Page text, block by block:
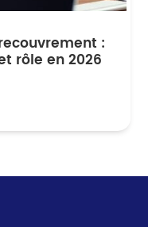
:
rôle en 2026